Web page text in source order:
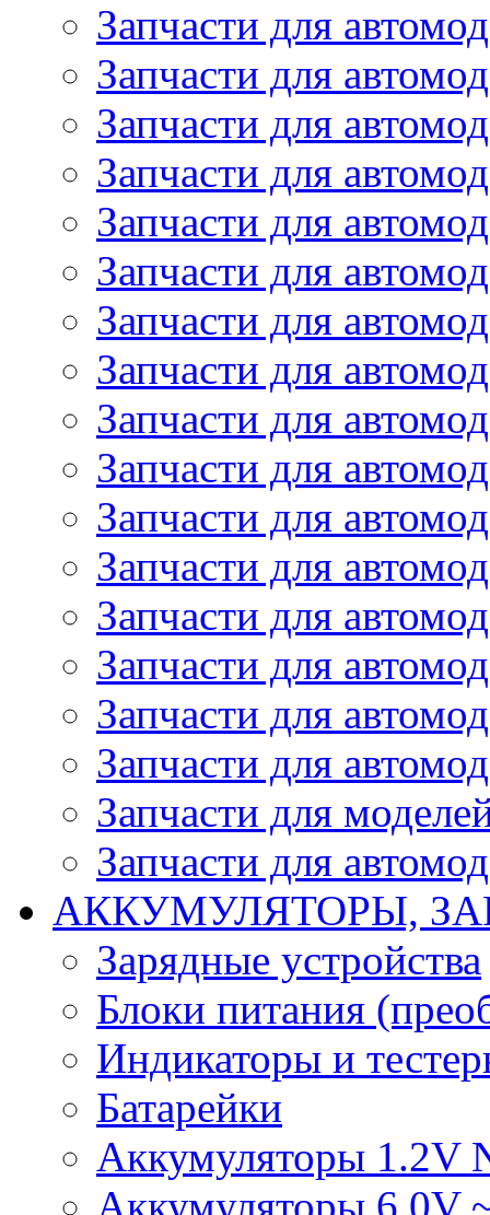
Запчасти для
Запчасти для
Запчасти для
Запчасти для
Запчасти для
Запчасти для
Запчасти для
Запчасти для
Запчасти для
Запчасти для
Запчасти для
Запчасти для
Запчасти для
Запчасти для
Запчасти для
Запчасти для
Запчасти для
Запчасти для
АККУМУЛЯТОРЫ,
Зарядные устройства
Блоки питания
Индикаторы и
Батарейки
Аккумуляторы 1.2V